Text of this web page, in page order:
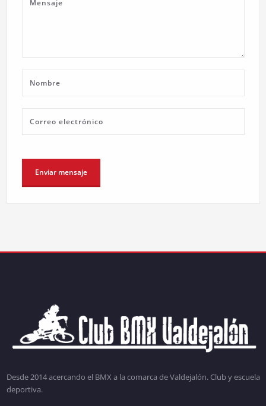
Desde 2014 acercando el BMX a la comarca de Valdejalón. Club y escuela
deportiva.